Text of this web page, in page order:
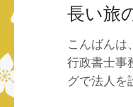
長い旅
こんばんは
行政書士事
グで法人